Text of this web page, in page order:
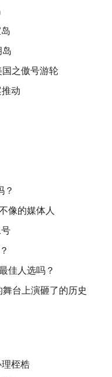
岛
国之傲号游轮
动
？
像的媒体人
佳人选吗？
台上演砸了的历史
桎梏